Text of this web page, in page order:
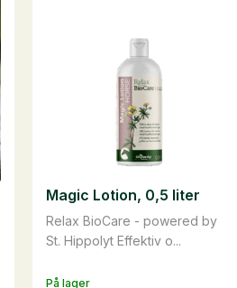
På lager
Relax BioCare - powered by
St. Hippolyt Effektiv o...
Magic Lotion, 0,5 liter